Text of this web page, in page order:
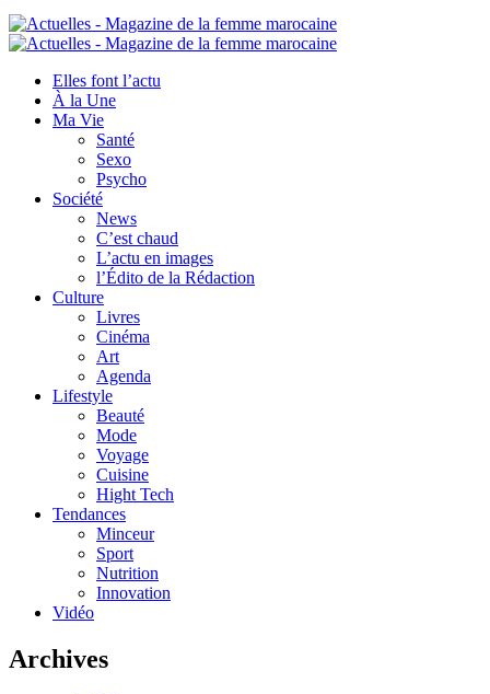
Elles font l’actu
À la Une
Ma Vie
Santé
Sexo
Psycho
Société
News
C’est chaud
L’actu en images
l’Édito de la Rédaction
Culture
Livres
Cinéma
Art
Agenda
Lifestyle
Beauté
Mode
Voyage
Cuisine
Hight Tech
Tendances
Minceur
Sport
Nutrition
Innovation
Vidéo
Archives